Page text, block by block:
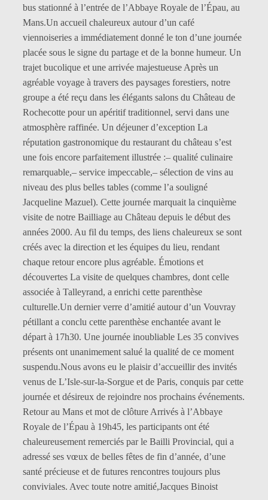
bus stationné à l’entrée de l’Abbaye Royale de l’Épau, au
Mans.Un accueil chaleureux autour d’un café
viennoiseries a immédiatement donné le ton d’une journée
placée sous le signe du partage et de la bonne humeur. Un
trajet bucolique et une arrivée majestueuse Après un
agréable voyage à travers des paysages forestiers, notre
groupe a été reçu dans les élégants salons du Château de
Rochecotte pour un apéritif traditionnel, servi dans une
atmosphère raffinée. Un déjeuner d’exception La
réputation gastronomique du restaurant du château s’est
une fois encore parfaitement illustrée :– qualité culinaire
remarquable,– service impeccable,– sélection de vins au
niveau des plus belles tables (comme l’a souligné
Jacqueline Mazuel). Cette journée marquait la cinquième
visite de notre Bailliage au Château depuis le début des
années 2000. Au fil du temps, des liens chaleureux se sont
créés avec la direction et les équipes du lieu, rendant
chaque retour encore plus agréable. Émotions et
découvertes La visite de quelques chambres, dont celle
associée à Talleyrand, a enrichi cette parenthèse
culturelle.Un dernier verre d’amitié autour d’un Vouvray
pétillant a conclu cette parenthèse enchantée avant le
départ à 17h30. Une journée inoubliable Les 35 convives
présents ont unanimement salué la qualité de ce moment
suspendu.Nous avons eu le plaisir d’accueillir des invités
venus de L’Isle-sur-la-Sorgue et de Paris, conquis par cette
journée et désireux de rejoindre nos prochains événements.
Retour au Mans et mot de clôture Arrivés à l’Abbaye
Royale de l’Épau à 19h45, les participants ont été
chaleureusement remerciés par le Bailli Provincial, qui a
adressé ses vœux de belles fêtes de fin d’année, d’une
santé précieuse et de futures rencontres toujours plus
conviviales. Avec toute notre amitié,Jacques Binoist